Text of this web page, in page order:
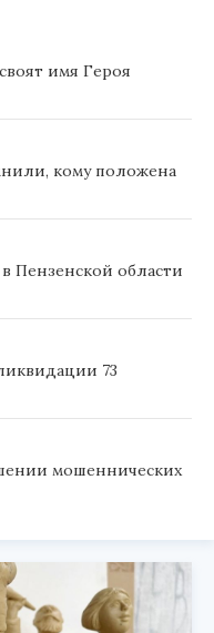
имя Героя
кому положена
Пензенской области
73
мошеннических